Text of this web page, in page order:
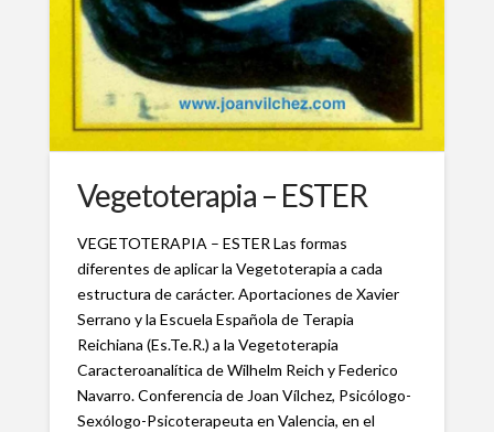
Vegetoterapia – ESTER
VEGETOTERAPIA – ESTER Las formas
diferentes de aplicar la Vegetoterapia a cada
estructura de carácter. Aportaciones de Xavier
Serrano y la Escuela Española de Terapia
Reichiana (Es.Te.R.) a la Vegetoterapia
Caracteroanalítica de Wilhelm Reich y Federico
Navarro. Conferencia de Joan Vílchez, Psicólogo-
Sexólogo-Psicoterapeuta en Valencia, en el